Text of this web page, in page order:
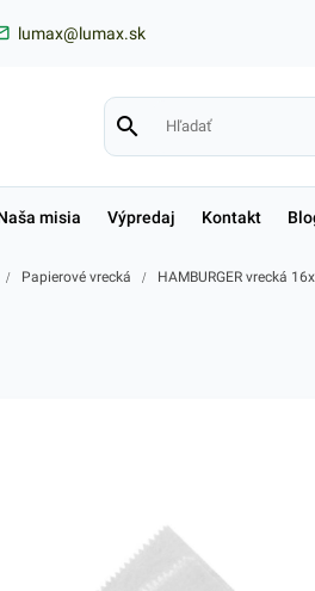
lumax@lumax.sk
misia Výpredaj Kontakt
/ Papierové vrecká / HAMBURGER vrecká